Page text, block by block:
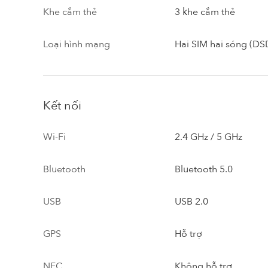
Khe cắm thẻ 3 khe cắm thẻ
Loại hình mạng Hai SIM hai sóng
Kết nối
Wi-Fi 2.4 GHz / 5 GHz
Bluetooth Bluetooth 5.0
USB USB 2.0
GPS Hỗ trợ